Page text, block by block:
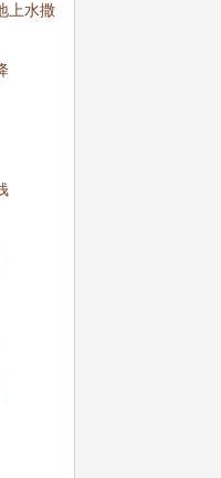
上水撒